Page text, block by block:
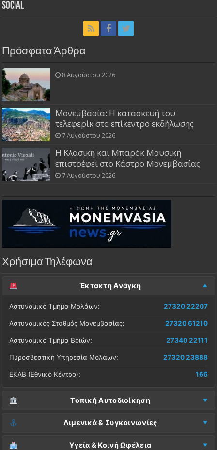
Social
Πρόσφατα Άρθρα
8 Αυγούστου 2026
Μονεμβασία: Η κατασκευή του
τελεφερίκ στο επίκεντρο εκδήλωσης
7 Αυγούστου 2026
Η Κλασική και Μπαρόκ Μουσική
επιστρέφει στο Κάστρο Μονεμβασίας
7 Αυγούστου 2026
Χρήσιμα Τηλέφωνα
Έκτακτη Ανάγκη
Αστυνομικό Τμήμα Μολάων: 27320 22207
Αστυνομικός Σταθμός Μονεμβασίας: 27320 61210
Αστυνομικό Τμήμα Βοιών: 27340 22111
Πυροσβεστική Υπηρεσία Μολάων: 27320 23888
ΕΚΑΒ (Εθνικό Κέντρο): 166
Τοπική Αυτοδιοίκηση
Δήμος Μονεμβασίας (Έδρα):
Λιμενικά & Συγκοινωνίες
Λιμεναρχείο Μονεμβασίας:
Υγεία & Κοινή Ωφέλεια